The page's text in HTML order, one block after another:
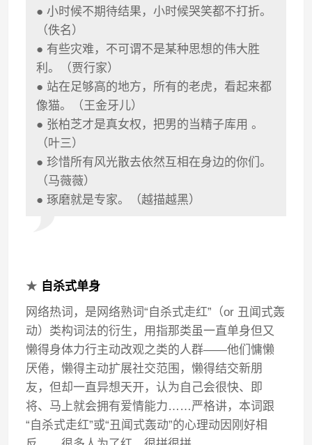
● 小时候不期待结果，小时候哭笑都不打折。
（佚名）
● 有些灾难，不可谓不是某种思想的伟大胜
利。（贾行家）
● 站在足够高的地方，所有的老虎，看起来都
像猫。（王金牙儿）
● 张柏芝才是真女权，把男的当精子库用 。
（叶三）
● 珍惜所有风光散去依然互相在身边的你们。
（马薇薇）
● 琢磨就是专家。（越描越黑）
★ 自杀式单身
网络热词，是网络熟词“自杀式走红”（or 丑闻式轰
动）类构词法的衍生，用指那类虽一直单身但又
懒得身体力行主动改观之类的人群——他们慵懒
厌倦，懒得主动扩展社交范围，懒得结交新朋
友，但却一直异想天开，认为自己会很快、即
将、马上就会拥有爱情能力……严格讲，本词跟
“自杀式走红”或“丑闻式轰动”的心理动因刚好相